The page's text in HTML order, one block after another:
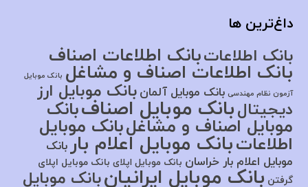
داغ‌ترین ها
بانک اطلاعاتبانک اطلاعات اصناف
بانک اطلاعات اصناف و مشاغل بانک موبایل
آزمون نظام مهندسی بانک موبایل آلمان بانک موبایل ارز
دیجیتالبانک موبایل اصنافبانک
موبایل اصناف و مشاغلبانک موبایل
اطلاعاتبانک موبایل اعلام بار بانک
موبایل اعلام بار خراسان بانک موبایل اپلای بانک موبایل اپلای
گرفتن بانک موبایل ایرانیانبانک موبایل